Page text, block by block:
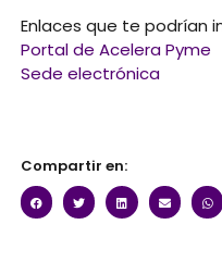
Enlaces que te podrían
Portal de Acelera Pyme
Sede electrónica
Compartir en: